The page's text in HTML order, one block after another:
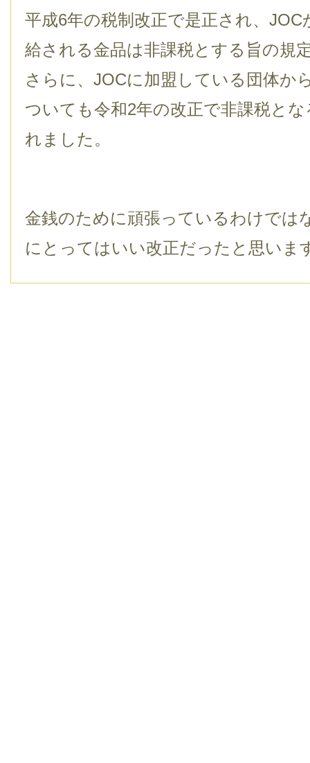
平成6年の税制改正で是正され、
給される金品は非課税とする旨の規
さらに、JOCに加盟している団体か
ついても令和2年の改正で非課税と
れました。
金銭のために頑張っているわけでは
にとってはいい改正だったと思いま